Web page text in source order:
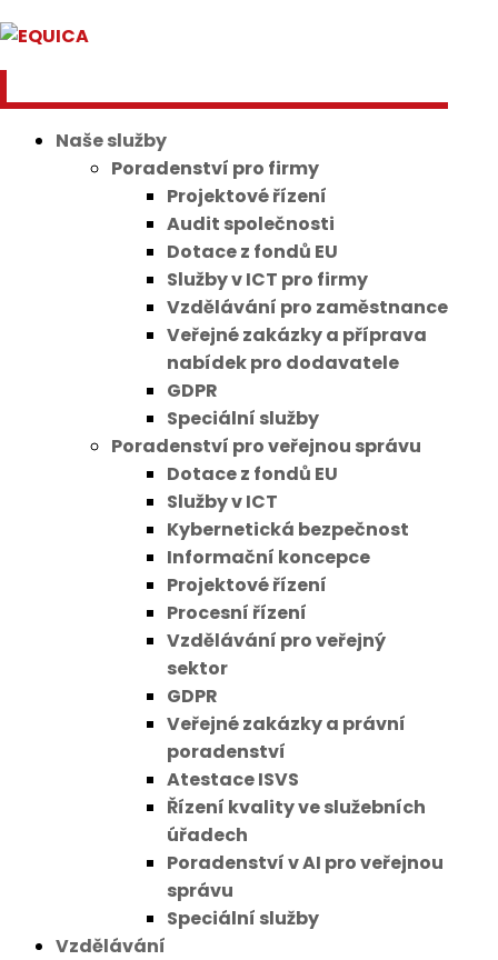
Naše služby
Poradenství pro firmy
Projektové řízení
Audit společnosti
Dotace z fondů EU
Služby v ICT pro firmy
Vzdělávání pro zaměstnance
Veřejné zakázky a příprava
nabídek pro dodavatele
GDPR
Speciální služby
Poradenství pro veřejnou správu
Dotace z fondů EU
Služby v ICT
Kybernetická bezpečnost
Informační koncepce
Projektové řízení
Procesní řízení
Vzdělávání pro veřejný
sektor
GDPR
Veřejné zakázky a právní
poradenství
Atestace ISVS
Řízení kvality ve služebních
úřadech
Poradenství v AI pro veřejnou
správu
Speciální služby
Vzdělávání